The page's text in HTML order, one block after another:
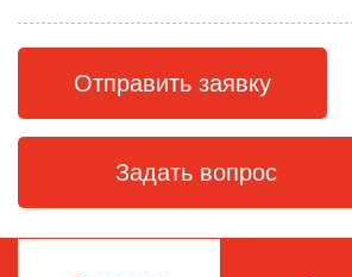
Отправить заявку
Задать вопрос